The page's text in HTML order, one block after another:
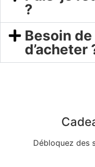
?
Besoin
d’acheter
Débloquez des